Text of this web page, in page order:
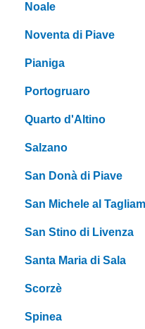
Noale
Noventa di Piave
Pianiga
Portogruaro
Quarto d'Altino
Salzano
San Donà di Piave
San Michele al
San Stino di Livenza
Santa Maria di Sala
Scorzè
Spinea